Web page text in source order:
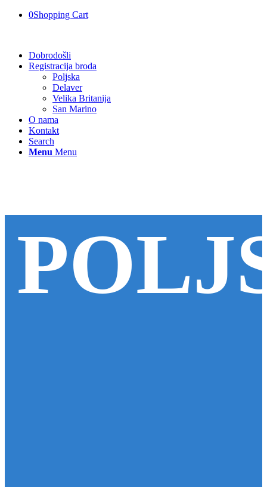
0Shopping Cart
Dobrodošli
Registracija broda
Poljska
Delaver
Velika Britanija
San Marino
O nama
Kontakt
Search
Menu Menu